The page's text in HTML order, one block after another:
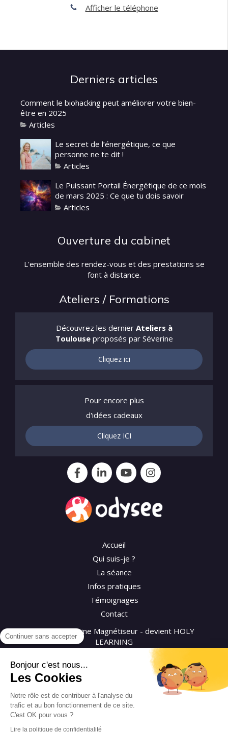
Afficher le téléphone
Derniers articles
Comment le biohacking peut améliorer votre bien-
être en 2025
Articles
Le secret de l’énergétique, ce que
personne ne te dit !
Articles
Le Puissant Portail Énergétique de ce mois
de mars 2025 : Ce que tu dois savoir
Articles
Ouverture du cabinet
L'ensemble des rendez-vous et des prestations se
font à distance.
Ateliers / Formations
Découvrez les dernier Ateliers à
Toulouseproposés par Séverine
Cliquez ici
Pour encore plus
d'idées cadeaux
Cliquez ICI
Accueil
Qui suis-je ?
La séance
Infos pratiques
Témoignages
Contact
©2026 Séverine Magnétiseur - devient HOLY
LEARNING
CGV
Politique de confidentialité
Continuer sans accepter
Bonjour c'est nous...
Les Cookies
Notre rôle est de contribuer à l'analyse du
trafic et au bon fonctionnement de ce site.
C'est OK pour vous ?
Lire la politique de confidentialité